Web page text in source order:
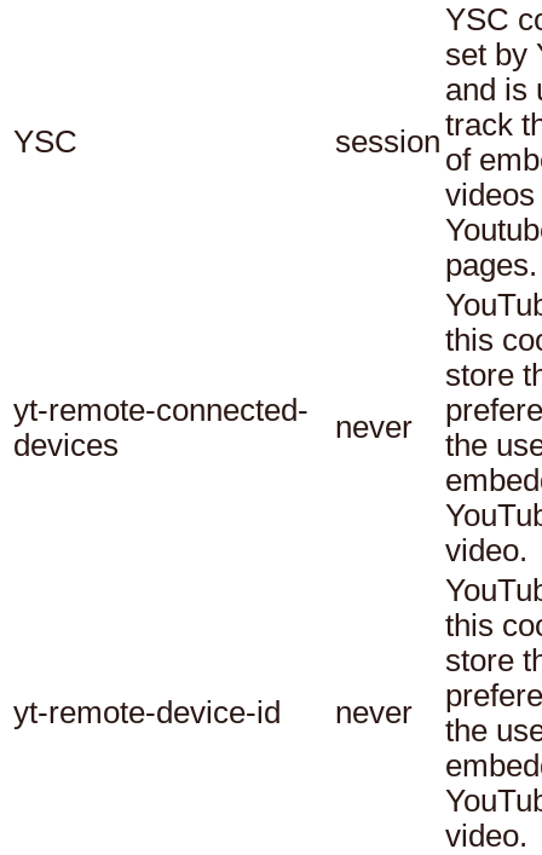
YSC session
YSC
set by
and is
track
of
videos
pages.
yt-remote-connected-
devices
never
this
store
the
video.
yt-remote-device-id never
this
store
the
video.